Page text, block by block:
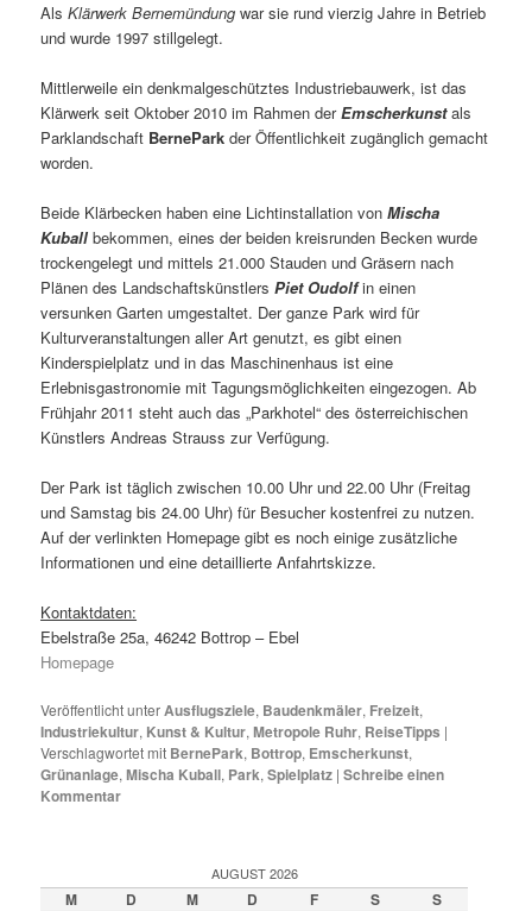
AlsKlärwerk Bernemündung war sie rund vierzig Jahre in Betrieb
und wurde 1997 stillgelegt.
Mittlerweile ein denkmalgeschütztes Industriebauwerk, ist das
Klärwerk seit Oktober 2010 im Rahmen derEmscherkunstals
Parklandschaft BernePark der Öffentlichkeit zugänglich gemacht
worden.
Beide Klärbecken haben eine Lichtinstallation vonMischa
Kuball bekommen, eines der beiden kreisrunden Becken wurde
trockengelegt und mittels 21.000 Stauden und Gräsern nach
Plänen des LandschaftskünstlersPiet Oudolf in einen
versunken Garten umgestaltet. Der ganze Park wird für
Kulturveranstaltungen aller Art genutzt, es gibt einen
Kinderspielplatz und in das Maschinenhaus ist eine
Erlebnisgastronomie mit Tagungsmöglichkeiten eingezogen. Ab
Frühjahr 2011 steht auch das „Parkhotel“ des österreichischen
Künstlers Andreas Strauss zur Verfügung.
Der Park ist täglich zwischen 10.00 Uhr und 22.00 Uhr (Freitag
und Samstag bis 24.00 Uhr) für Besucher kostenfrei zu nutzen.
Auf der verlinkten Homepage gibt es noch einige zusätzliche
Informationen und eine detaillierte Anfahrtskizze.
Kontaktdaten:
Ebelstraße 25a, 46242 Bottrop – Ebel
Homepage
Veröffentlicht unterAusflugsziele, Baudenkmäler, Freizeit,
Industriekultur, Kunst & Kultur,Metropole Ruhr, ReiseTipps |
Verschlagwortet mit BernePark, Bottrop, Emscherkunst,
Grünanlage,Mischa Kuball, Park,Spielplatz |Schreibe einen
Kommentar
AUGUST 2026
M D M D F S S